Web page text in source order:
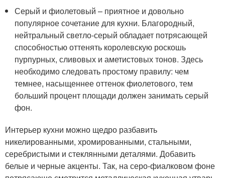
Серый и фиолетовый – приятное и довольно
популярное сочетание для кухни. Благородный,
нейтральный светло-серый обладает потрясающей
способностью оттенять королевскую роскошь
пурпурных, сливовых и аметистовых тонов. Здесь
необходимо следовать простому правилу: чем
темнее, насыщеннее оттенок фиолетового, тем
больший процент площади должен занимать серый
фон.
Интерьер кухни можно щедро разбавить
никелированными, хромированными, стальными,
серебристыми и стеклянными деталями. Добавить
белые и черные акценты. Так, на серо-фиалковом фоне